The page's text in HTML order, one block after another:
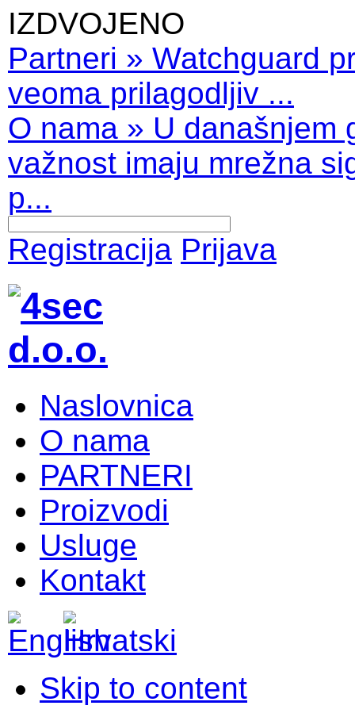
IZDVOJENO
Partneri » Watchguard
veoma prilagodljiv ...
O nama » U današnjem
važnost imaju mrežna
p...
Registracija Prijava
Naslovnica
O nama
PARTNERI
Proizvodi
Usluge
Kontakt
Skip to content